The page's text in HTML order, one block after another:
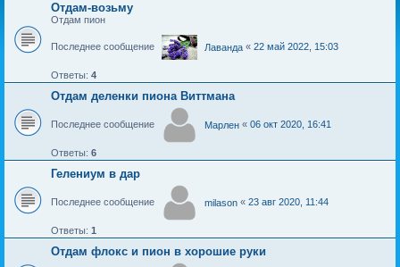
Отдам-возьму
Отдам пион
Последнее сообщение Лаванда « 22 май 2022, 15:03
Ответы: 4
Отдам деленки пиона Виттмана
Последнее сообщение Марлен « 06 окт 2020, 16:41
Ответы: 6
Гелениум в дар
Последнее сообщение milason « 23 авг 2020, 11:44
Ответы: 1
Отдам флокс и пион в хорошие руки